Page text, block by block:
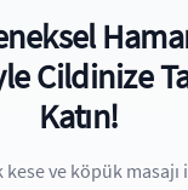
Cildinize
Katın!
kese ve köpük masajı